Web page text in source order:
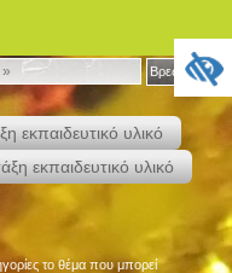
Βρες το »
εκπαιδευτικό υλικό
εκπαιδευτικό υλικό
το θέμα που μπορεί